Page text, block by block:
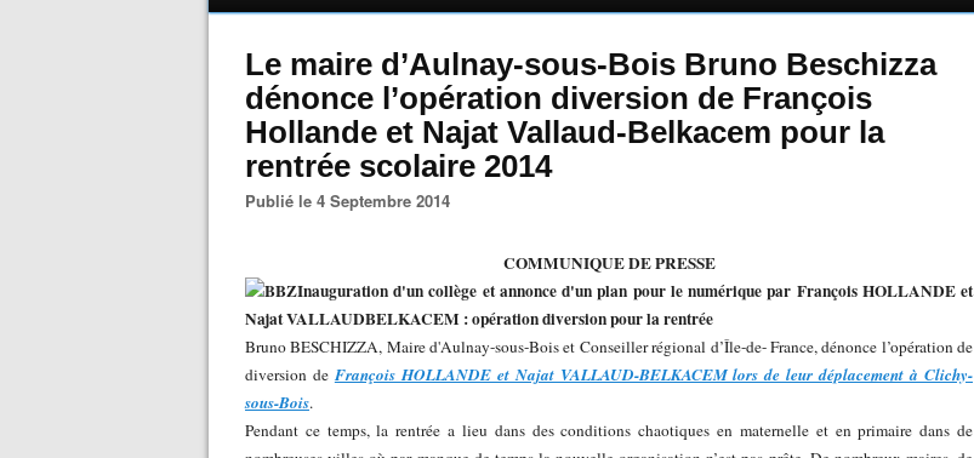
Le maire d’Aulnay-sous-Bois Bruno Beschizza
dénonce l’opération diversion de François
Hollande et Najat Vallaud-Belkacem pour la
rentrée scolaire 2014
Publié le 4 Septembre 2014
COMMUNIQUE DE PRESSE
Inauguration d'un collège et annonce d'un plan pour le numérique par François HOLLANDE et
Najat VALLAUDBELKACEM : opération diversion pour la rentrée
Bruno BESCHIZZA, Maire d'Aulnay-sous-Bois et Conseiller régional d’Île-de- France, dénonce l’opération de
diversion de François HOLLANDE et Najat VALLAUD-BELKACEM lors de leur déplacement à Clichy-
sous-Bois.
Pendant ce temps, la rentrée a lieu dans des conditions chaotiques en maternelle et en primaire dans de